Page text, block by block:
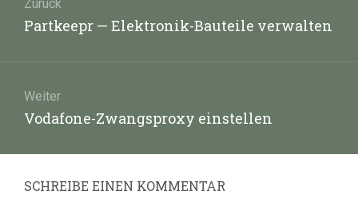
Zurück
Vorheriger
Partkeepr — Elektronik-Bauteile verwalten
Weiter
Nächster
Vodafone-Zwangsproxy einstellen
SCHREIBE EINEN KOMMENTAR